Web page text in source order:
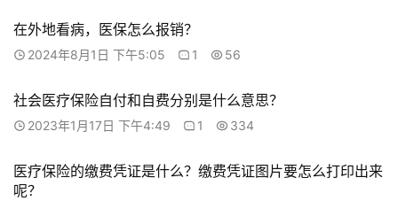
在外地看病，医保怎么报销？
2024年8月1日 下午5:05 1 56
社会医疗保险自付和自费分别是什么意思？
2023年1月17日 下午4:49 1 334
医疗保险的缴费凭证是什么？缴费凭证图片要怎么打印出来
呢？